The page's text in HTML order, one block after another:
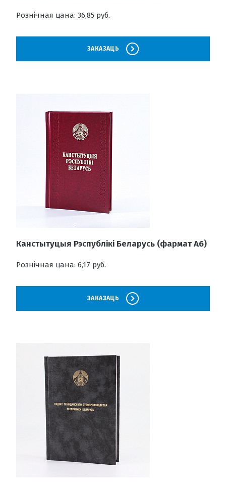
Рознічная цана: 36,85 руб.
ЗАКАЗАЦЬ
Канстытуцыя Рэспублікі Беларусь (фармат А6)
Рознічная цана: 6,17 руб.
ЗАКАЗАЦЬ